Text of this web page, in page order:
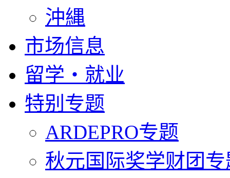
沖縄
市场信息
留学・就业
特别专题
ARDEPRO专题
秋元国际奖学财团专